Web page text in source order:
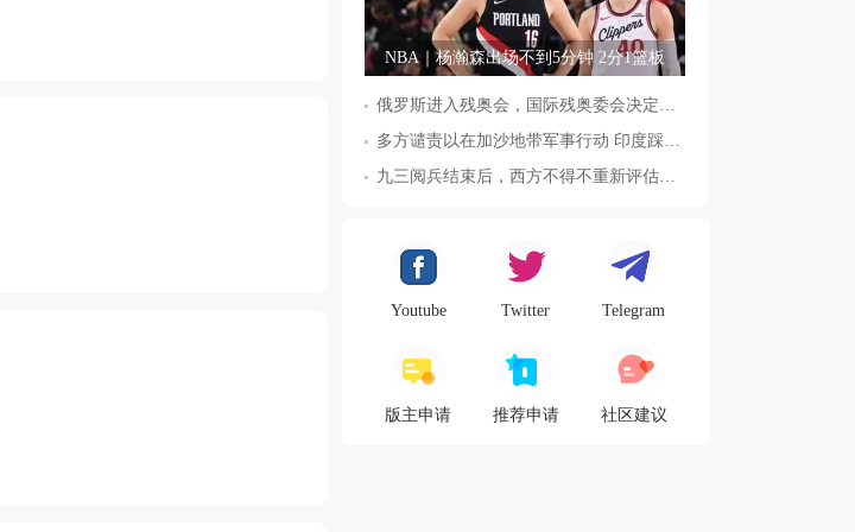
NBA｜杨瀚森出场不到5分钟 2分1篮板
Youtube Twitter Telegram
版主申请 推荐申请 社区建议